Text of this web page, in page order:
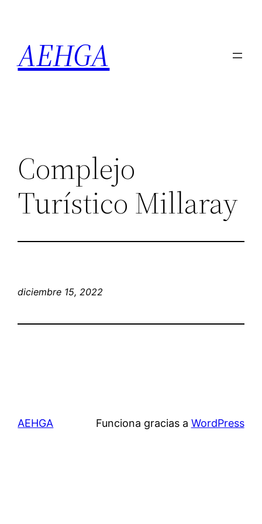
contenido
AEHGA
Complejo
Turístico Millaray
diciembre 15, 2022
AEHGA Funciona gracias a WordPress